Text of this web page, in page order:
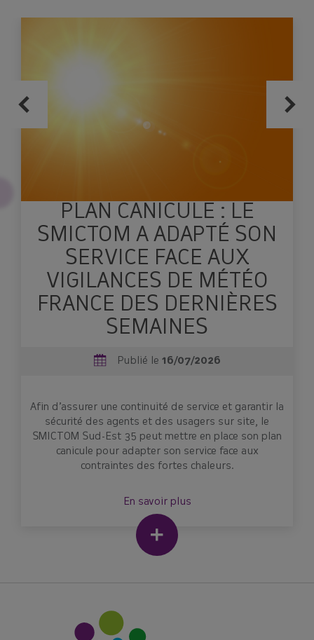
PLAN CANICULE : LE
SMICTOM A ADAPTÉ SON
SERVICE FACE AUX
VIGILANCES DE MÉTÉO
FRANCE DES DERNIÈRES
SEMAINES
Publié le 16/07/2026
Afin d’assurer une continuité de service et garantir la
sécurité des agents et des usagers sur site, le
SMICTOM Sud-Est 35 peut mettre en place son plan
canicule pour adapter son service face aux
contraintes des fortes chaleurs.
En savoir plus